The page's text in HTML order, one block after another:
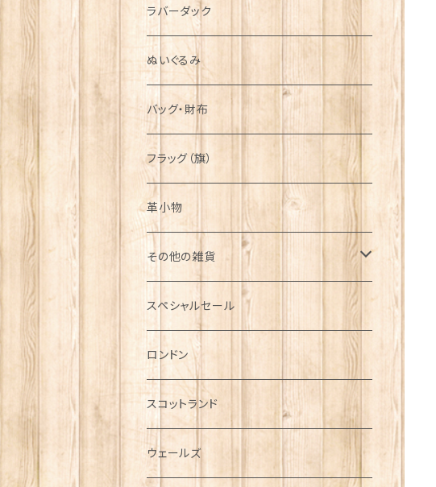
ラバーダック
ぬいぐるみ
バッグ・財布
フラッグ（旗）
革小物
その他の雑貨
ミニカー
チャーム
犬グッズ
傘
スペシャルセール
ロンドン
スコットランド
ウェールズ